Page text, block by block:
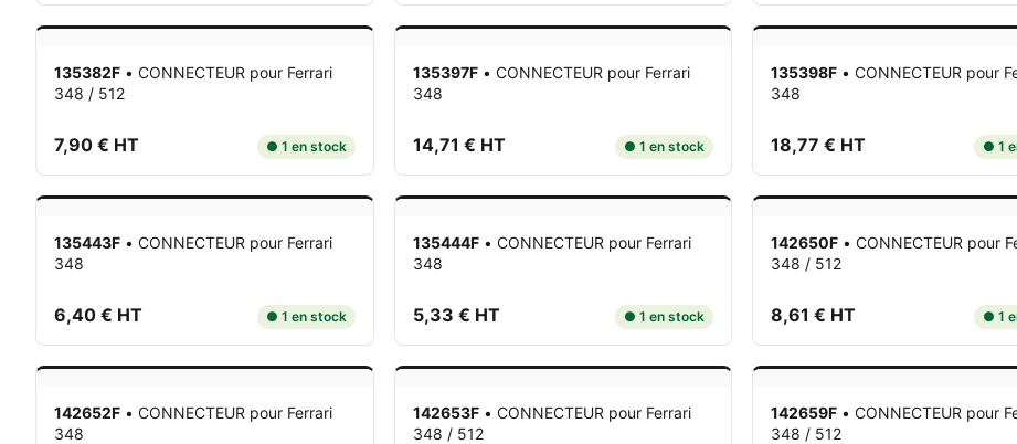
135382F • CONNECTEUR pour Ferrari
348 / 512
7,90 € HT ● 1 en stock
135397F • CONNECTEUR pour Ferrari
348
14,71 € HT ● 1 en stock
135398F • CONNECTEUR pour
348
18,77 € HT ● 1
135443F • CONNECTEUR pour Ferrari
348
6,40 € HT ● 1 en stock
135444F • CONNECTEUR pour Ferrari
348
5,33 € HT ● 1 en stock
142650F • CONNECTEUR pour
348 / 512
8,61 € HT ● 1
142652F • CONNECTEUR pour Ferrari
348
142653F • CONNECTEUR pour Ferrari
348 / 512
142659F • CONNECTEUR pour
348 / 512